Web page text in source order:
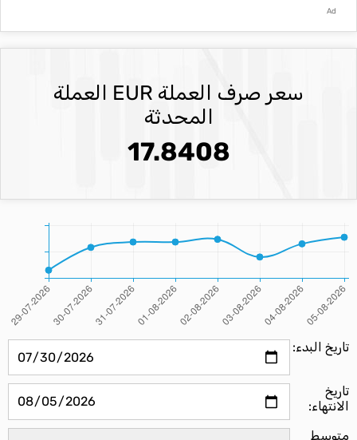
Ad
سعر صرف العملة EUR العملة
المحدثة
17.8408
تاريخ البدء:
تاريخ
الانتهاء:
متوسط ​​